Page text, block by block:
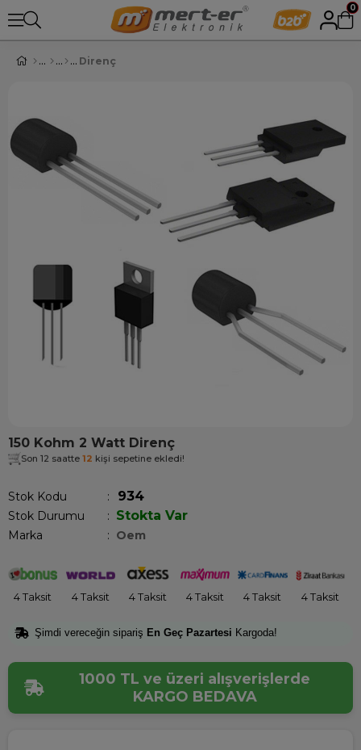
0
Direnç
150 Kohm 2 Watt Direnç
Son 12 saatte 12 kişi sepetine ekledi!
Stok Kodu 934
Stok Durumu : Stokta Var
Marka : Oem
4 Taksit 4 Taksit 4 Taksit 4 Taksit 4 Taksit 4 Taksit
Şimdi vereceğin sipariş En Geç Pazartesi Kargoda!
1000 TL ve üzeri alışverişlerde
KARGO BEDAVA